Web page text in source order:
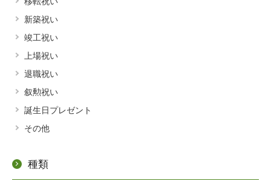
当サイトの利用について
新築祝い
竣工祝い
上場祝い
退職祝い
叙勲祝い
誕生日プレゼント
その他
種類